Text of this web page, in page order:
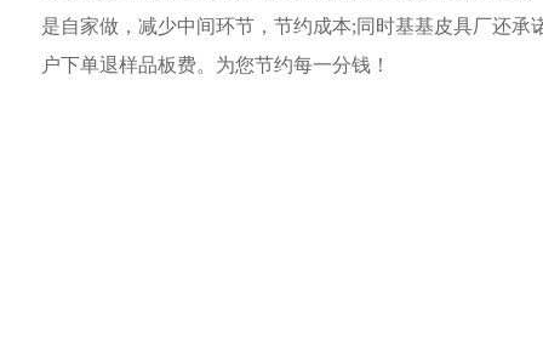
是自家做，减少中间环节，节约成本;同时基基皮具厂还承
户下单退样品板费。为您节约每一分钱！